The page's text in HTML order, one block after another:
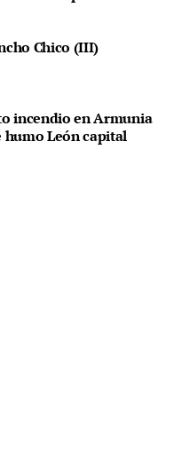
Chico (III)
incendio en Armunia
humo León capital